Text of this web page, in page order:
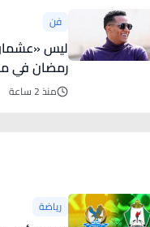
فن
رمضان في
منذ 2 ساعة
رياضة